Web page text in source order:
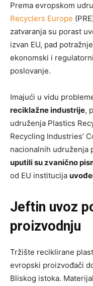
Prema evropskom
Recyclers Europe
zatvaranja su porast
izvan EU, pad
ekonomski i
poslovanje.
Imajući u vidu
reciklažne industrije,
udruženja Plastics
Recycling Industries’
nacionalnih udruženja
uputili su zvanično
od EU institucija
Jeftin uvoz
proizvodnju
Tržište reciklirane
evropski proizvođači
Bliskog istoka.